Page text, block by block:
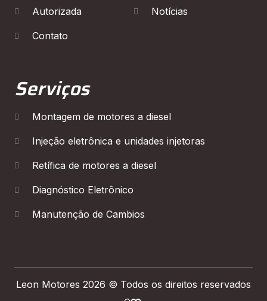
Autorizada Notícias
Contato
Serviços
Montagem de motores a diesel
Injeção eletrônica e unidades injetoras
Retífica de motores a diesel
Diagnóstico Eletrônico
Manutenção de Cambios
Leon Motores 2026 © Todos os direitos reservados